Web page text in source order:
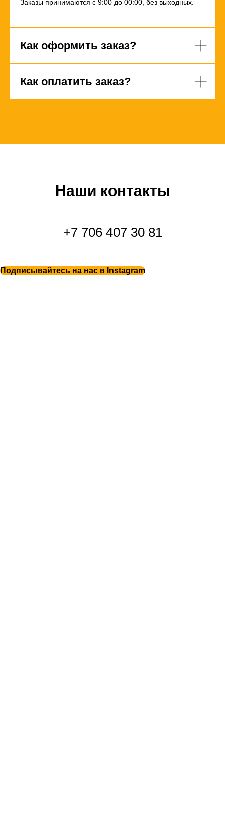
Заказы принимаются с 9:00 до 00:00, без выходных.
Как оформить заказ?
Как оплатить заказ?
Наши контакты
+7 706 407 30 81
Подписывайтесь на нас в Instagram